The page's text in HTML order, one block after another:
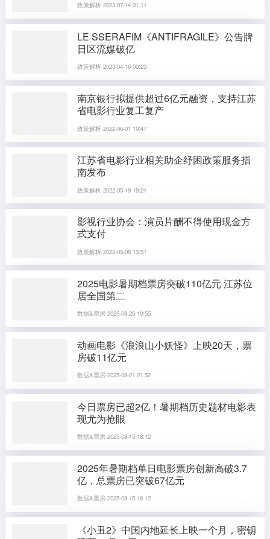
政策解析·2023-07-14 01:11
LE SSERAFIM《ANTIFRAGILE》公告牌
日区流媒破亿
政策解析·2023-04-16 00:23
南京银行拟提供超过6亿元融资，支持江苏
省电影行业复工复产
政策解析·2022-06-01 19:47
江苏省电影行业相关助企纾困政策服务指
南发布
政策解析·2022-05-19 19:21
影视行业协会：演员片酬不得使用现金方
式支付
政策解析·2022-05-08 13:51
2025电影暑期档票房突破110亿元 江苏位
居全国第二
数据&票房·2025-08-26 10:55
动画电影《浪浪山小妖怪》上映20天，票
房破11亿元
数据&票房·2025-08-21 21:52
今日票房已超2亿！暑期档历史题材电影表
现尤为抢眼
数据&票房·2025-08-15 18:12
2025年暑期档单日电影票房创新高破3.7
亿，总票房已突破67亿元
数据&票房·2025-08-15 18:12
《小丑2》中国内地延长上映一个月，密钥